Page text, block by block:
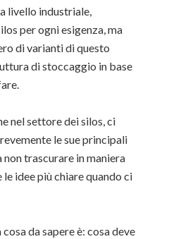
livello industriale,
per ogni esigenza, ma
di varianti di questo
di stoccaggio in base
nel settore dei silos, ci
le sue principali
trascurare in maniera
idee più chiare quando ci
da sapere è: cosa deve